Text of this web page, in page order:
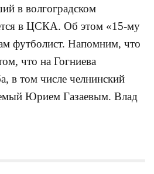
в волгоградском
в ЦСКА. Об этом «15-му
футболист. Напомним, что
что на Гогниева
в том числе челнинский
Юрием Газаевым. Влад